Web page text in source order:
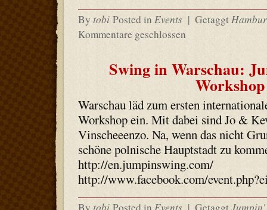
By tobi Posted in Events | Getaggt
Kommentare geschlossen
Swing in Warschau:
Workshop
Warschau läd zum ersten
Workshop ein. Mit dabei sind Jo &
Vinscheeenzo. Na, wenn das nicht
schöne polnische Hauptstadt zu
http://en.jumpinswing.com/
http://www.facebook.com/
tobi Events